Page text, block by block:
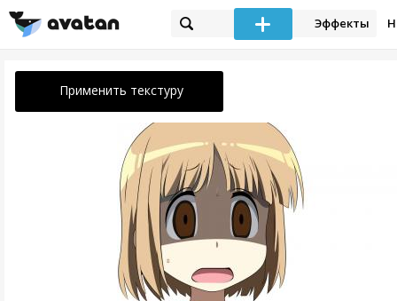
Эффекты
Применить текстуру